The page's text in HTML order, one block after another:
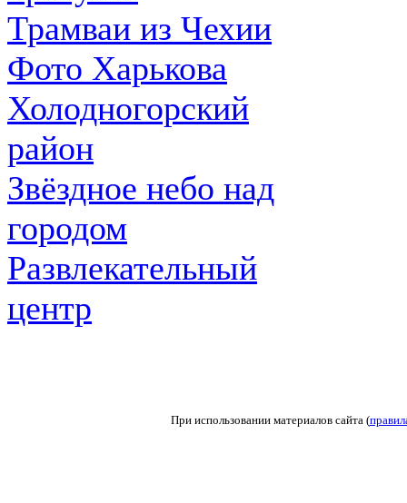
Трамваи из Чехии
Фото Харькова
Холодногорский
район
Звёздное небо над
городом
Развлекательный
центр
При использовании материалов сайта (